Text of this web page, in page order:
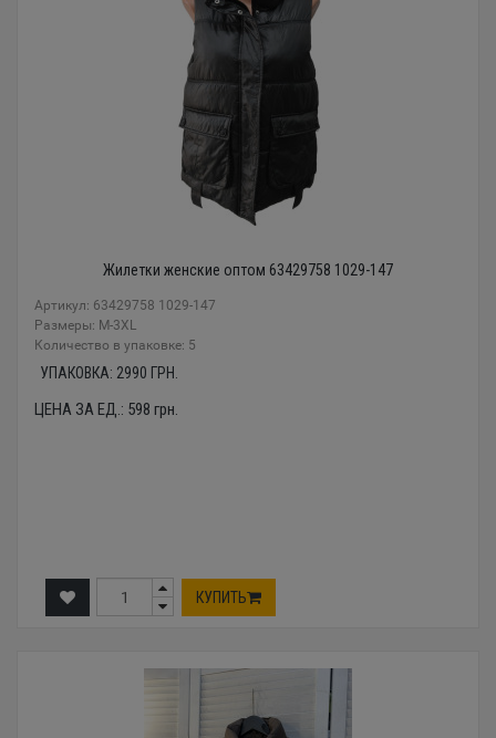
Жилетки женские оптом 63429758 1029-147
Артикул: 63429758 1029-147
Размеры: М-3XL
Количество в упаковке: 5
УПАКОВКА: 2990 ГРН.
ЦЕНА ЗА ЕД.: 598 грн.
КУПИТЬ